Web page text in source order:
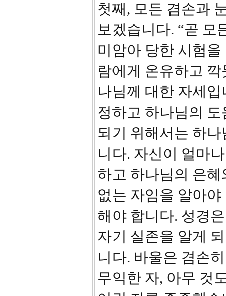
첫째, 모든 겸손과
보겠습니다. “곧 모
미암아 당한 시험
람에게 온유하고
나님께 대한 자세
정하고 하나님의
되기 위해서는 하
니다. 자신이 얼마
하고 하나님의 은
없는 자임을 알아
해야 합니다. 성경
자기 실존을 알게
니다. 바울은 겸손
무익한 자, 아무 것